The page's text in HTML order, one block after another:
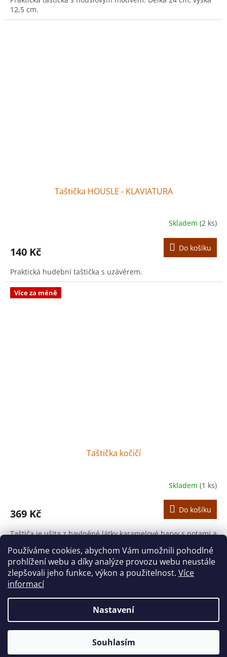
Používáme cookies, abychom Vám umožnili pohodlné
prohlížení webu a díky analýze provozu webu neustále
zlepšovali jeho funkce, výkon a použitelnost. Více
informací
Nastavení
Souhlasím
12,5 cm.
Taštička HOUSLE - KLAVIATURA
Skladem (2 ks)
140 Kč Do košíku
Praktická hudební taštička s uzávěrem.
Více za méně
Taštička kočičí
Skladem (1 ks)
369 Kč Do košíku
Taštiča je ušita z bavlněné látky karamelové barvy s notami a
O
á
d
a
c
í
p
11položek celkem
Vytvořil Shoptet
houslovyklic.cz. Všechna práva vyhrazena.